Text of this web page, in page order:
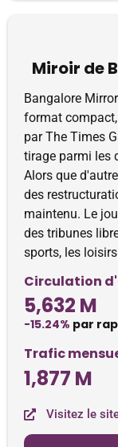
Miroir de
Bangalore
format
par The Times
tirage parmi les
Alors que
des
maintenu. Le
des tribunes
sports, les
Circulation
5,632 M
-15.24% par
Trafic
1,877 M
Visitez le